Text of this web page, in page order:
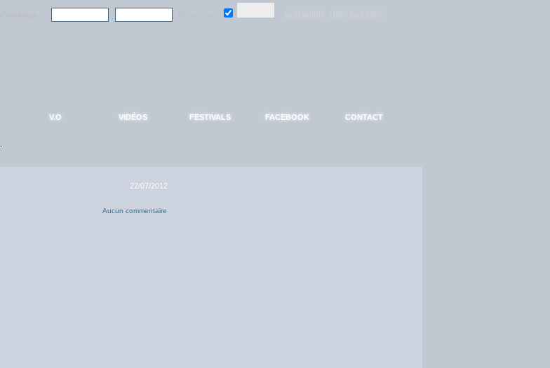
V.O VIDÉOS FESTIVALS FACEBOOK CONTACT
22/07/2012
Aucun commentaire